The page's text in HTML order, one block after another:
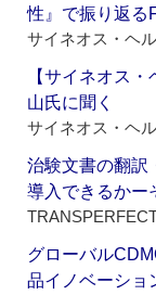
性』で振り返る
サイネオス・ヘ
【サイネオス
山氏に聞く
サイネオス・ヘ
治験文書の翻訳
導入できるかー
グローバル
品イノベーショ